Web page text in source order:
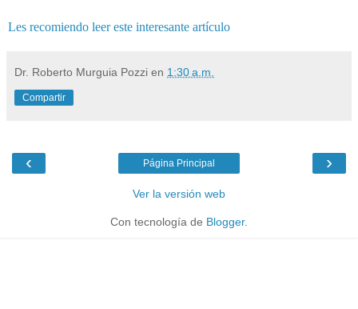
Les recomiendo leer este interesante artículo
Dr. Roberto Murguia Pozzi en 1:30 a.m.
Compartir
‹ ›
Página Principal
Ver la versión web
Con tecnología de Blogger.